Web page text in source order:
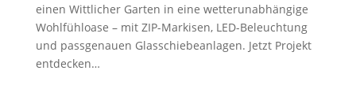
einen Wittlicher Garten in eine wetterunabhängige
Wohlfühloase – mit ZIP-Markisen, LED-Beleuchtung
und passgenauen Glas­schiebeanlagen. Jetzt Projekt
entdecken…